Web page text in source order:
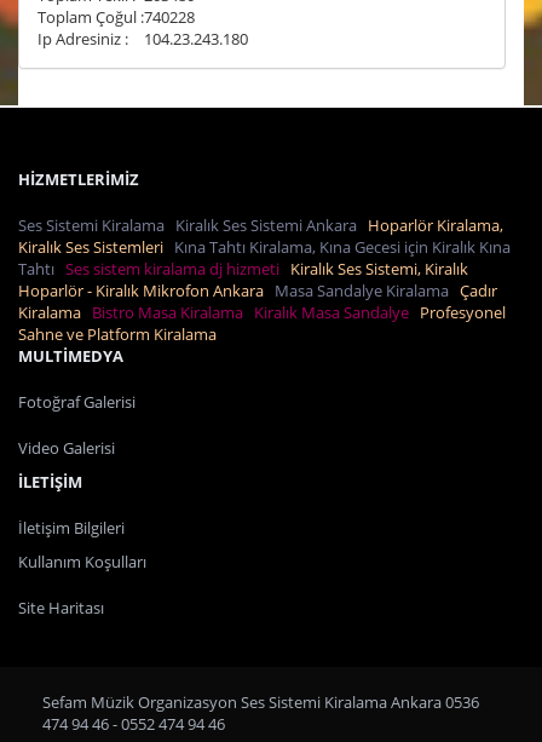
Toplam Çoğul :740228
Ip Adresiniz :
104.23.243.180
HİZMETLERİMİZ
Ses Sistemi Kiralama Kiralık Ses Sistemi Ankara Hoparlör Kiralama,
Kiralık Ses Sistemleri Kına Tahtı Kiralama, Kına Gecesi için Kiralık Kına
Tahtı Ses sistem kiralama dj hizmeti Kiralık Ses Sistemi, Kiralık
Hoparlör - Kiralık Mikrofon Ankara Masa Sandalye Kiralama Çadır
Kiralama Bistro Masa Kiralama Kiralık Masa Sandalye Profesyonel
Sahne ve Platform Kiralama
MULTİMEDYA
Fotoğraf Galerisi
Video Galerisi
İLETİŞİM
İletişim Bilgileri
Kullanım Koşulları
Site Haritası
Sefam Müzik Organizasyon Ses Sistemi Kiralama Ankara 0536
474 94 46 - 0552 474 94 46